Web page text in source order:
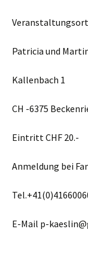
Patricia und
Kallenbach 1
CH -6375
Eintritt CHF 20.-
Anmeldung bei
E-Mail p-